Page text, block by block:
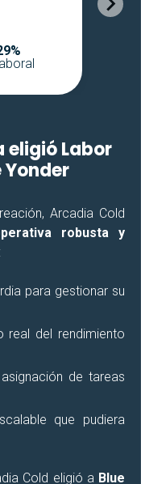
eligió Labor
Arcadia Cold
robusta y
para gestionar su
real del rendimiento
de tareas
que pudiera
Cold eligió a Blue